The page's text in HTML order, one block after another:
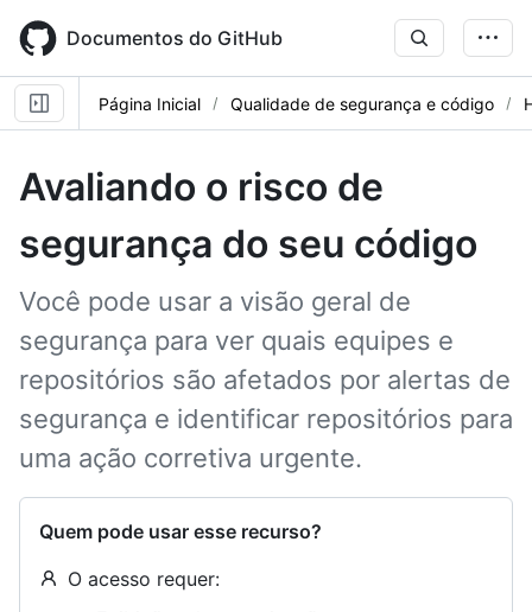
main
content
Documentos do GitHub
Página Inicial Qualidade de segurança e código
Avaliando o risco de
segurança do seu código
Você pode usar a visão geral de
segurança para ver quais equipes e
repositórios são afetados por alertas de
segurança e identificar repositórios para
uma ação corretiva urgente.
Quem pode usar esse recurso?
O acesso requer: